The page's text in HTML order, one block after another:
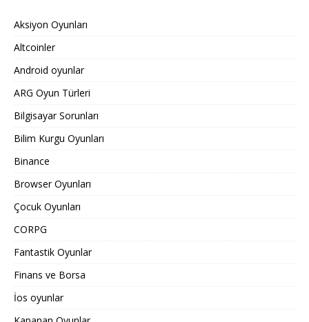
Aksiyon Oyunları
Altcoinler
Android oyunlar
ARG Oyun Türleri
Bilgisayar Sorunları
Bilim Kurgu Oyunları
Binance
Browser Oyunları
Çocuk Oyunları
CORPG
Fantastik Oyunlar
Finans ve Borsa
İos oyunlar